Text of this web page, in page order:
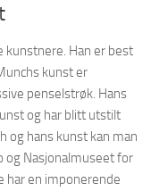
kunstnere. Han er best
kunst er
penselstrøk. Hans
og har blitt utstilt
og hans kunst kan man
og Nasjonalmuseet for
har en imponerende